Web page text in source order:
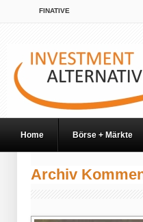
FINATIVE
Home Börse + Märkte
Archiv